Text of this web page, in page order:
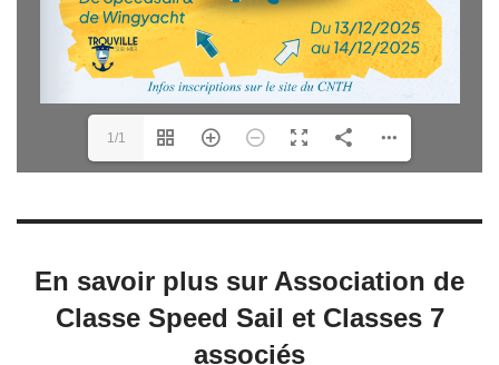
1/1
En savoir plus sur Association de
Classe Speed Sail et Classes 7
associés